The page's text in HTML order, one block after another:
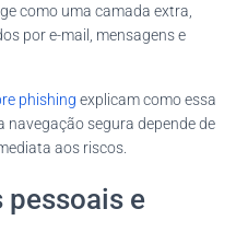
como uma camada extra,
por e-mail, mensagens e
phishing explicam como essa
segura depende de
aos riscos.
pessoais e